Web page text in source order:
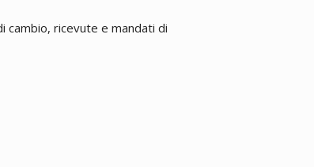
cambio, ricevute e mandati di